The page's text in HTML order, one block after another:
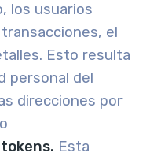
los usuarios
el
Esto resulta
personal del
direcciones por
Esta